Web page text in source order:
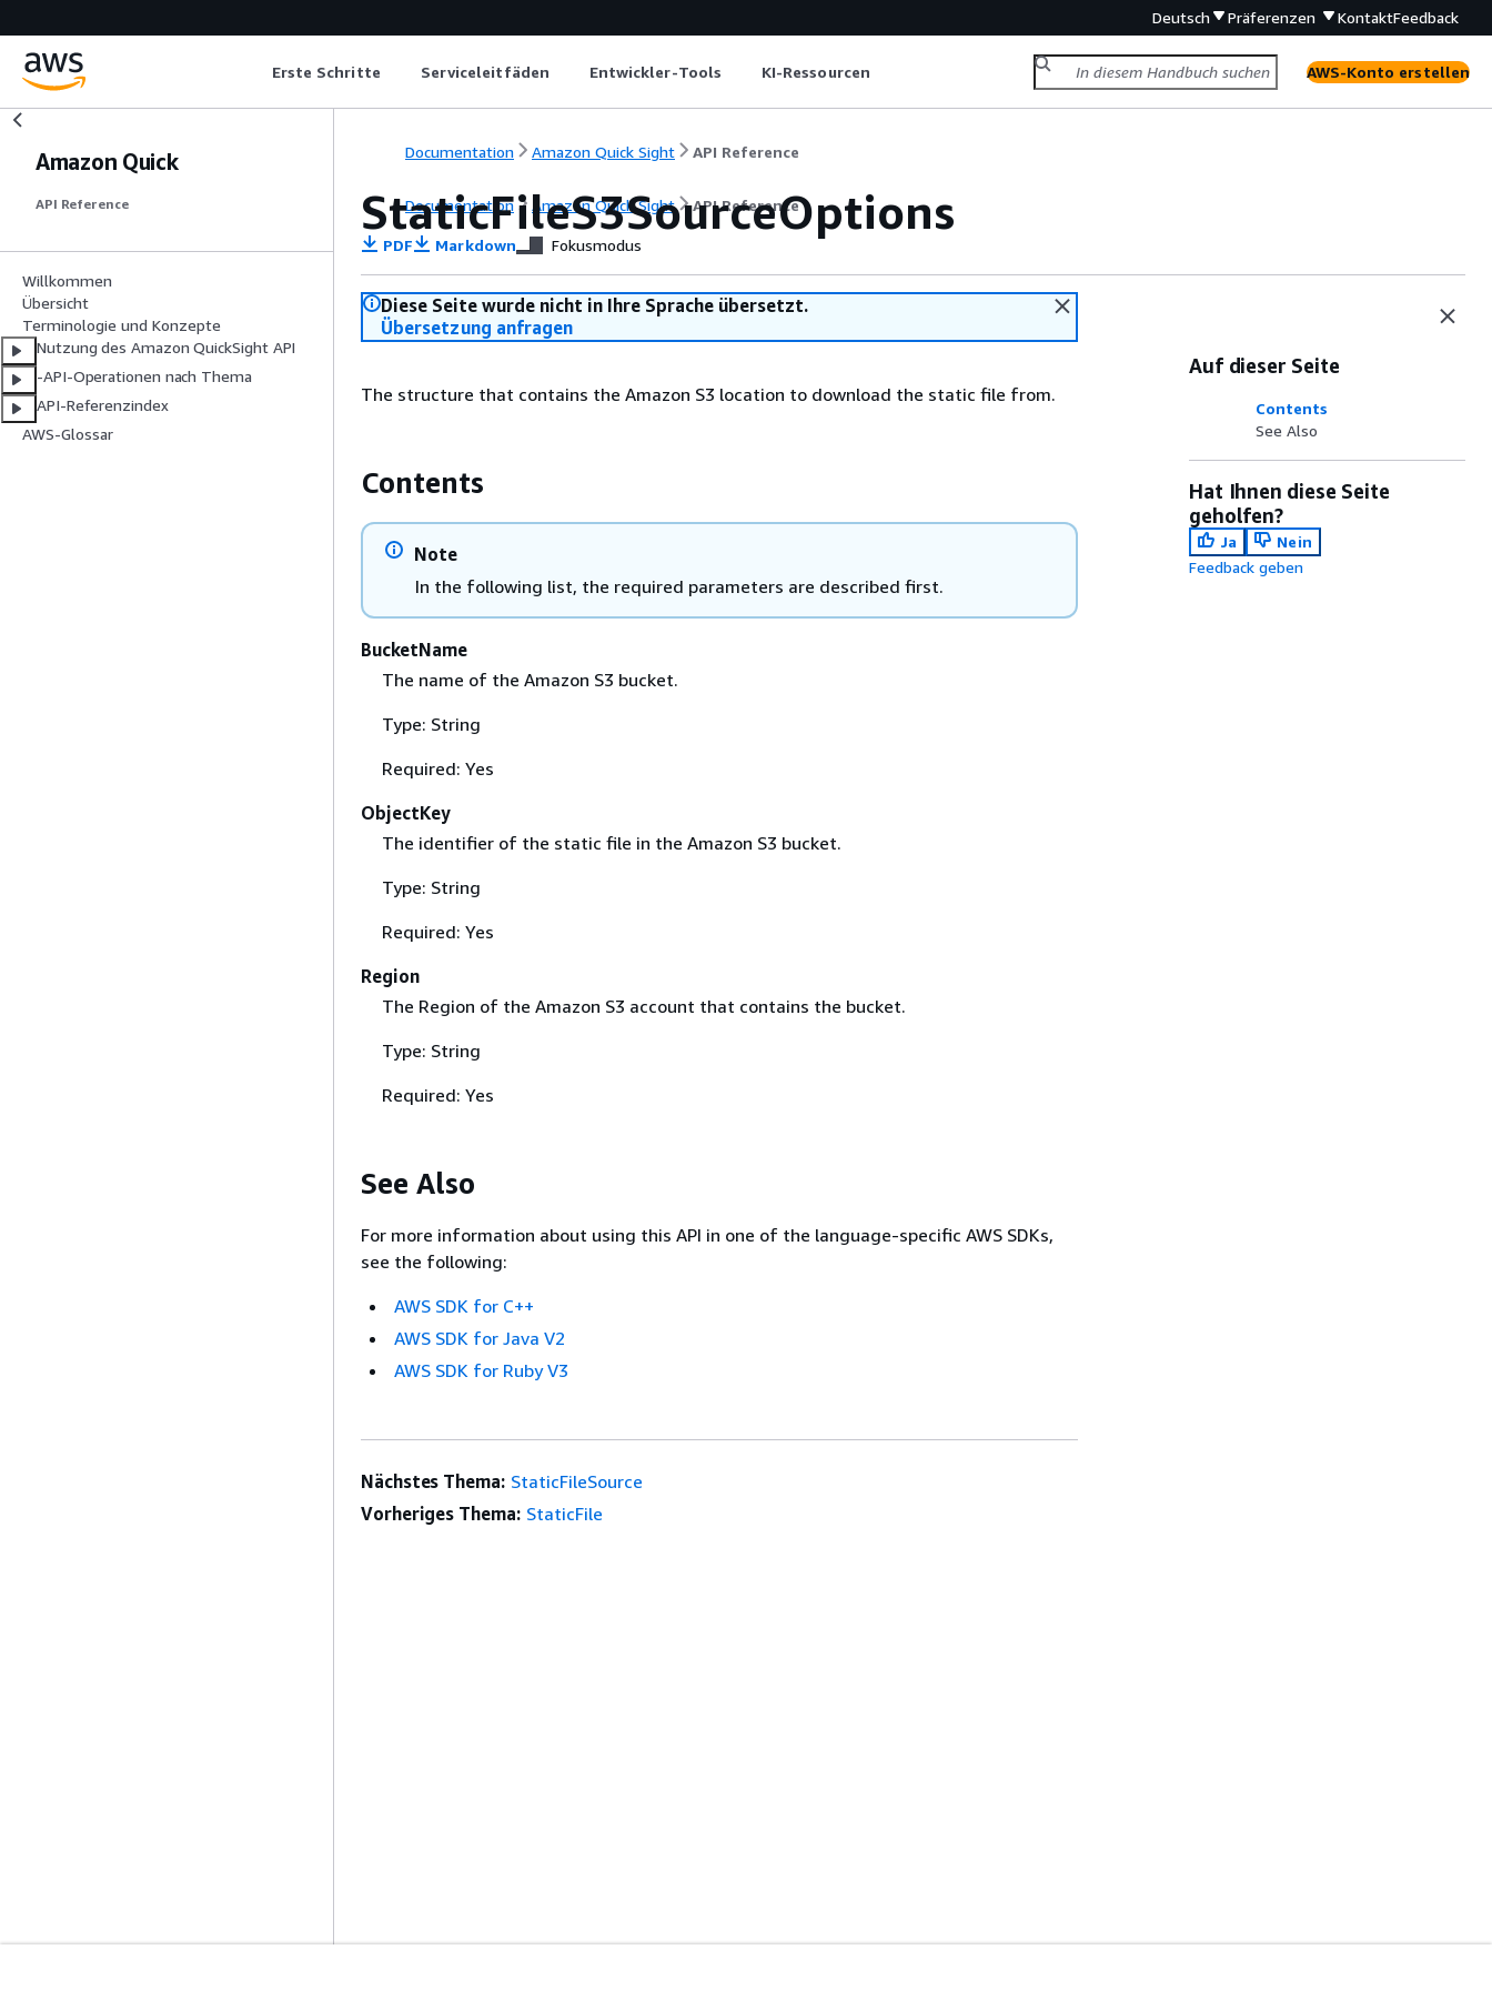
Deutsch Präferenzen KontaktFeedback
Erste Schritte Serviceleitfäden Entwickler-Tools KI-Ressourcen AWS-Konto erstellen
Amazon Quick
API Reference
Willkommen
Übersicht
Terminologie und Konzepte
Nutzung des Amazon QuickSight API
-API-Operationen nach Thema
API-Referenzindex
AWS-Glossar
Documentation Amazon Quick Sight API Reference
Documentation Amazon Quick Sight API Reference
StaticFileS3SourceOptions
PDF Markdown Fokusmodus
Diese Seite wurde nicht in Ihre Sprache übersetzt.
Übersetzung anfragen
The structure that contains the Amazon S3 location to download the static file from.
Contents
Note
In the following list, the required parameters are described first.
BucketName
The name of the Amazon S3 bucket.
Type: String
Required: Yes
ObjectKey
The identifier of the static file in the Amazon S3 bucket.
Type: String
Required: Yes
Region
The Region of the Amazon S3 account that contains the bucket.
Type: String
Required: Yes
See Also
For more information about using this API in one of the language-specific AWS SDKs,
see the following:
AWS SDK for C++
AWS SDK for Java V2
AWS SDK for Ruby V3
Auf dieser Seite
Contents
See Also
Hat Ihnen diese Seite
geholfen?
Ja
Nein
Feedback geben
Nächstes Thema: StaticFileSource
Vorheriges Thema: StaticFile